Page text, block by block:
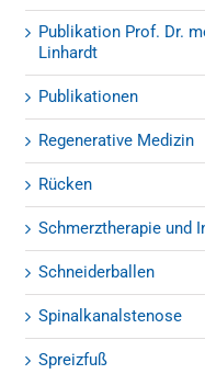
Publikation Prof. Dr.
Linhardt
Publikationen
Regenerative Medizin
Rücken
Schmerztherapie und
Schneiderballen
Spinalkanalstenose
Spreizfuß